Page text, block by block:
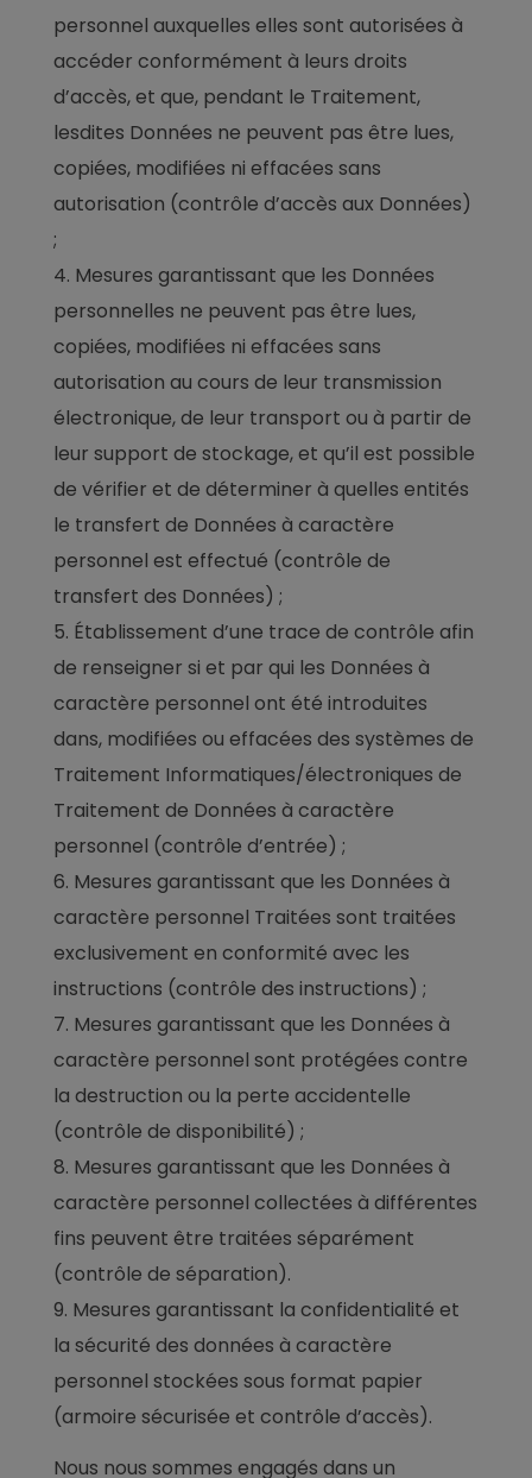
personnel auxquelles elles sont autorisées à
accéder conformément à leurs droits
d’accès, et que, pendant le Traitement,
lesdites Données ne peuvent pas être lues,
copiées, modifiées ni effacées sans
autorisation (contrôle d’accès aux Données)
;
Mesures garantissant que les Données
personnelles ne peuvent pas être lues,
copiées, modifiées ni effacées sans
autorisation au cours de leur transmission
électronique, de leur transport ou à partir de
leur support de stockage, et qu’il est possible
de vérifier et de déterminer à quelles entités
le transfert de Données à caractère
personnel est effectué (contrôle de
transfert des Données) ;
Établissement d’une trace de contrôle afin
de renseigner si et par qui les Données à
caractère personnel ont été introduites
dans, modifiées ou effacées des systèmes de
Traitement Informatiques/électroniques de
Traitement de Données à caractère
personnel (contrôle d’entrée) ;
Mesures garantissant que les Données à
caractère personnel Traitées sont traitées
exclusivement en conformité avec les
instructions (contrôle des instructions) ;
Mesures garantissant que les Données à
caractère personnel sont protégées contre
la destruction ou la perte accidentelle
(contrôle de disponibilité) ;
Mesures garantissant que les Données à
caractère personnel collectées à différentes
fins peuvent être traitées séparément
(contrôle de séparation).
Mesures garantissant la confidentialité et
la sécurité des données à caractère
personnel stockées sous format papier
(armoire sécurisée et contrôle d’accès).
Nous nous sommes engagés dans un